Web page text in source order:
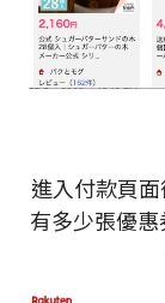
進入付款頁
有多少張優